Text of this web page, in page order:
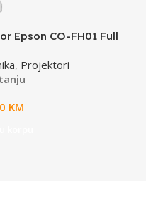
Epson CO-FH01 Full
bijela. 2godGar
, Projektori
KM